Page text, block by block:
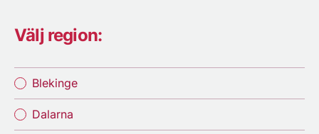
Välj region:
Blekinge
Dalarna